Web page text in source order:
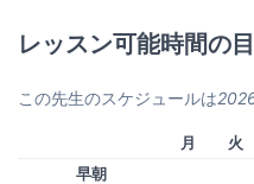
レッスン可能時間の
この先生のスケジュールは
月 火
早朝